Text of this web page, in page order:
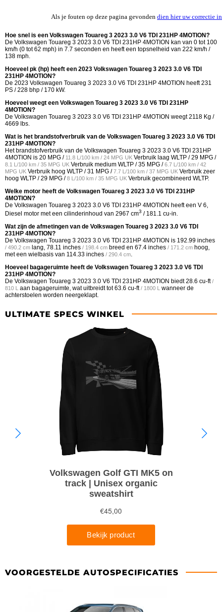
Als je fouten op deze pagina gevonden dien hier uw correctie in
Hoe snel is een Volkswagen Touareg 3 2023 3.0 V6 TDI 231HP 4MOTION?
De Volkswagen Touareg 3 2023 3.0 V6 TDI 231HP 4MOTION kan van 0 tot 100
km/h (0 tot 62 mph) in 7.7 seconden en heeft een topsnelheid van 222 km/h /
138 mph.
Hoeveel pk (hp) heeft een 2023 Volkswagen Touareg 3 2023 3.0 V6 TDI
231HP 4MOTION?
De 2023 Volkswagen Touareg 3 2023 3.0 V6 TDI 231HP 4MOTION heeft 231
PS / 228 bhp / 170 kW.
Hoeveel weegt een Volkswagen Touareg 3 2023 3.0 V6 TDI 231HP
4MOTION?
De Volkswagen Touareg 3 2023 3.0 V6 TDI 231HP 4MOTION weegt 2118 Kg /
4669 lbs.
Wat is het brandstofverbruik van de Volkswagen Touareg 3 2023 3.0 V6 TDI
231HP 4MOTION?
Het brandstofverbruik van de Volkswagen Touareg 3 2023 3.0 V6 TDI 231HP
4MOTION is 20 MPG / 11.8 L/100 km / 24 MPG UK Verbruik laag WLTP /29 MPG /
8.1 L/100 km / 35 MPG UK Verbruik medium WLTP /35 MPG /6.7 L/100 km / 42
MPG UK Verbruik hoog WLTP /31 MPG /7.7 L/100 km / 37 MPG UK Verbruik zeer
hoog WLTP /29 MPG /8 L/100 km / 35 MPG UK Verbruik gecombineerd WLTP.
Welke motor heeft de Volkswagen Touareg 3 2023 3.0 V6 TDI 231HP
4MOTION?
De Volkswagen Touareg 3 2023 3.0 V6 TDI 231HP 4MOTION heeft een V 6,
Diesel motor met een cilinderinhoud van 2967 cm3 / 181.1 cu-in.
Wat zijn de afmetingen van de Volkswagen Touareg 3 2023 3.0 V6 TDI
231HP 4MOTION?
De Volkswagen Touareg 3 2023 3.0 V6 TDI 231HP 4MOTION is 192.99 inches
/ 490.2 cm lang, 78.11 inches / 198.4 cm breed en 67.4 inches / 171.2 cm hoog,
met een wielbasis van 114.33 inches / 290.4 cm
Hoeveel bagageruimte heeft de Volkswagen Touareg 3 2023 3.0 V6 TDI
231HP 4MOTION?
De Volkswagen Touareg 3 2023 3.0 V6 TDI 231HP 4MOTION biedt28.6 cu-ft /
810 L aan bagageruimte, wat uitbreidt tot63.6 cu-ft / 1800 L wanneer de
achterstoelen worden neergeklapt.
ULTIMATE SPECS WINKEL
VOORGESTELDE AUTOSPECIFICATIES